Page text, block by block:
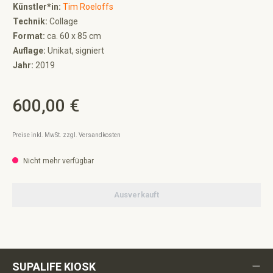
Künstler*in: Tim Roeloffs
Technik: Collage
Format: ca. 60 x 85 cm
Auflage: Unikat, signiert
Jahr: 2019
Regulärer Preis:
600,00 €
Preise inkl. MwSt. zzgl. Versandkosten
Nicht mehr verfügbar
Ausverkauft
SUPALIFE KIOSK